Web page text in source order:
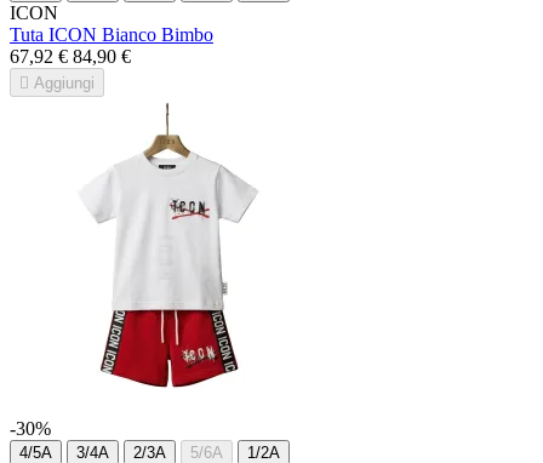
ICON
Tuta ICON Bianco Bimbo
67,92 € 84,90 €
 Aggiungi
-30%
4/5A 3/4A 2/3A 5/6A 1/2A